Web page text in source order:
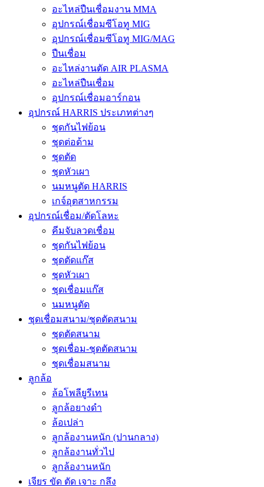
อะไหล่ปืนเชื่อมงาน MMA
อุปกรณ์เชื่อมซีโอทู MIG
อุปกรณ์เชื่อมซีโอทู MIG/MAG
ปืนเชื่อม
อะไหล่งานตัด AIR PLASMA
อะไหล่ปืนเชื่อม
อุปกรณ์เชื่อมอาร์กอน
อุปกรณ์ HARRIS ประเภทต่างๆ
ชุดกันไฟย้อน
ชุดต่อด้าม
ชุดตัด
ชุดหัวเผา
นมหนูตัด HARRIS
เกจ์อุตสาหกรรม
อุปกรณ์เชื่อม/ตัดโลหะ
คีมจับลวดเชื่อม
ชุดกันไฟย้อน
ชุดตัดแก๊ส
ชุดหัวเผา
ชุดเชื่อมแก๊ส
นมหนูตัด
ชุดเชื่อมสนาม/ชุดตัดสนาม
ชุดตัดสนาม
ชุดเชื่อม-ชุดตัดสนาม
ชุดเชื่อมสนาม
ลูกล้อ
ล้อโพลียูรีเทน
ลูกล้อยางดำ
ล้อเปล่า
ลูกล้องานหนัก (ปานกลาง)
ลูกล้องานทั่วไป
ลูกล้องานหนัก
เจียร ขัด ตัด เจาะ กลึง